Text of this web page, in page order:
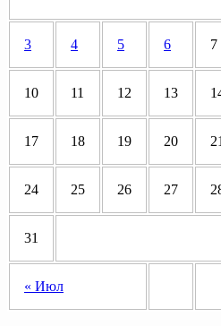
« Июл
3 4 5 6 7
10 11 12 13
17 18 19 20 21
24 25 26 27
31